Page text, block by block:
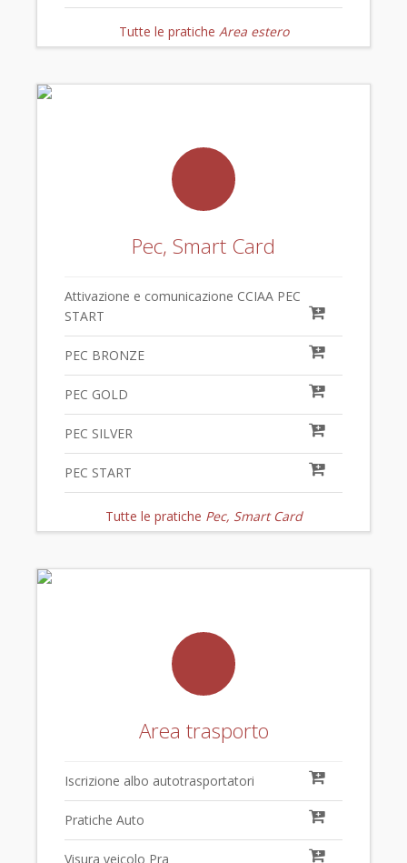
Tutte le pratiche Area estero
Pec, Smart Card
Attivazione e comunicazione CCIAA PEC
START
PEC BRONZE
PEC GOLD
PEC SILVER
PEC START
Tutte le pratiche Pec, Smart Card
Area trasporto
Iscrizione albo autotrasportatori
Pratiche Auto
Visura veicolo Pra